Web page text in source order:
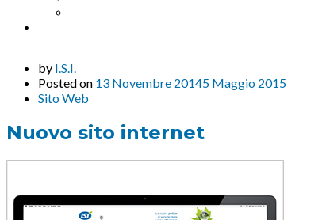
by I.S.I.
Posted on 13 Novembre 20145 Maggio 2015
Sito Web
Nuovo sito internet